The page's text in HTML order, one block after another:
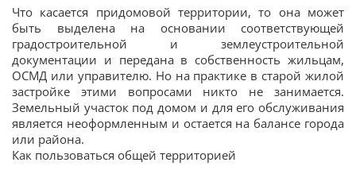
Что касается придомовой территории, то она может
быть выделена на основании соответствующей
градостроительной и землеустроительной
документации и передана в собственность жильцам,
ОСМД или управителю. Но на практике в старой жилой
застройке этими вопросами никто не занимается.
Земельный участок под домом и для его обслуживания
является неоформленным и остается на балансе города
или района.
Как пользоваться общей территорией